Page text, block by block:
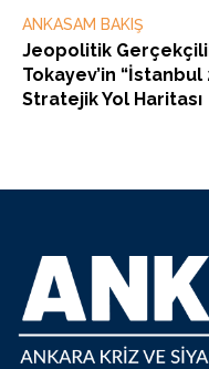
ANKASAM BAKIŞ
Jeopolitik Gerçekçilik
Tokayev’in “İstanbul
Stratejik Yol Haritası